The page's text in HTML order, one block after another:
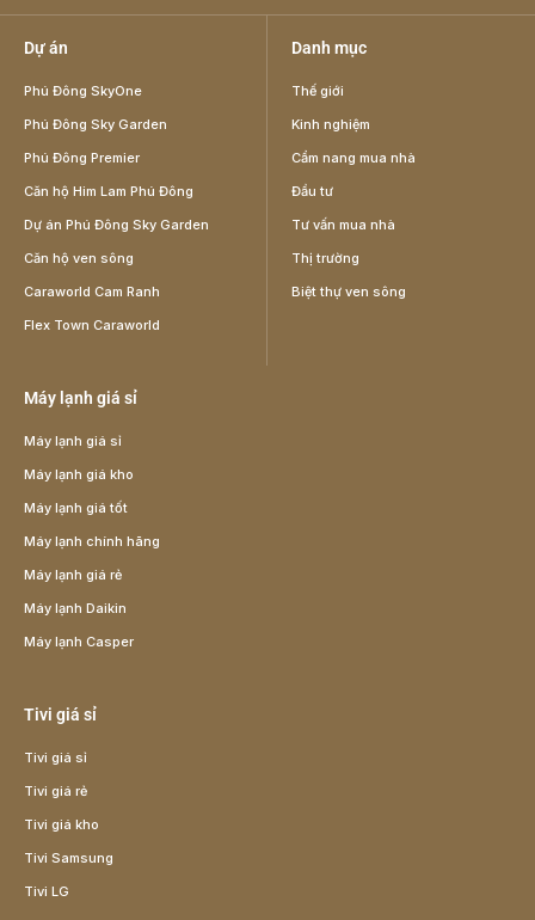
Dự án
Phú Đông SkyOne
Phú Đông Sky Garden
Phú Đông Premier
Căn hộ Him Lam Phú Đông
Dự án Phú Đông Sky Garden
Căn hộ ven sông
Caraworld Cam Ranh
Flex Town Caraworld
Danh mục
Thế giới
Kinh nghiệm
Cẩm nang mua nhà
Đầu tư
Tư vấn mua nhà
Thị trường
Biệt thự ven sông
Máy lạnh giá sỉ
Máy lạnh giá sỉ
Máy lạnh giá kho
Máy lạnh giá tốt
Máy lạnh chính hãng
Máy lạnh giá rẻ
Máy lạnh Daikin
Máy lạnh Casper
Tivi giá sỉ
Tivi giá sỉ
Tivi giá rẻ
Tivi giá kho
Tivi Samsung
Tivi LG